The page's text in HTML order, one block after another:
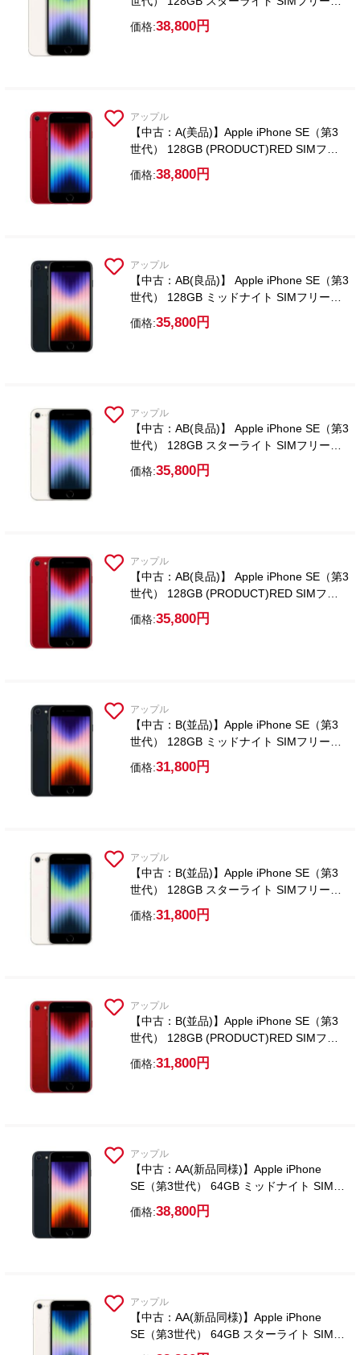
【ガラスフィルム付属】
価格:38,800円
アップル
【中古：A(美品)】Apple iPhone SE（第3
世代） 128GB (PRODUCT)RED SIMフリ
ー【ガラスフィルム付属】
価格:38,800円
アップル
【中古：AB(良品)】 Apple iPhone SE（第3
世代） 128GB ミッドナイト SIMフリー
【ガラスフィルム付属】
価格:35,800円
アップル
【中古：AB(良品)】 Apple iPhone SE（第3
世代） 128GB スターライト SIMフリー
【ガラスフィルム付属】
価格:35,800円
アップル
【中古：AB(良品)】 Apple iPhone SE（第3
世代） 128GB (PRODUCT)RED SIMフリ
ー【ガラスフィルム付属】
価格:35,800円
アップル
【中古：B(並品)】Apple iPhone SE（第3
世代） 128GB ミッドナイト SIMフリー
【ガラスフィルム付属】
価格:31,800円
アップル
【中古：B(並品)】Apple iPhone SE（第3
世代） 128GB スターライト SIMフリー
【ガラスフィルム付属】
価格:31,800円
アップル
【中古：B(並品)】Apple iPhone SE（第3
世代） 128GB (PRODUCT)RED SIMフリ
ー【ガラスフィルム付属】
価格:31,800円
アップル
【中古：AA(新品同様)】Apple iPhone
SE（第3世代） 64GB ミッドナイト SIMフ
リー【ガラスフィルム付属】
価格:38,800円
アップル
【中古：AA(新品同様)】Apple iPhone
SE（第3世代） 64GB スターライト SIMフ
リー【ガラスフィルム付属】